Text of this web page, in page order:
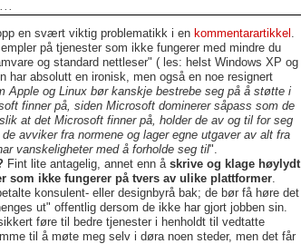
en svært viktig problematikk i en kommentarartikkel
på tjenester som ikke fungerer med mindre du
og standard nettleser" ( les: helst Windows XP og
har absolutt en ironisk, men også en noe resignert
Apple og Linux bør kanskje bestrebe seg på å støtte i
finner på, siden Microsoft dominerer såpass som de
at det Microsoft finner på, holder de av og til for seg
avviker fra normene og lager egne utgaver av alt fra
vanskeligheter med å forholde seg til".
Fint lite antagelig, annet enn å skrive og klage høylydt
som ikke fungerer på tvers av ulike plattformer
konsulent- eller designbyrå bak; de bør få høre det
ut" offentlig dersom de ikke har gjort jobben sin.
føre til bedre tjenester i henholdt til vedtatte
til å møte meg selv i døra noen steder, men det får